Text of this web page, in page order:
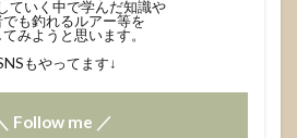
ていく中で学んだ知識や
も釣れるルアー等を
みようと思います。
もやってます↓
Follow me ／